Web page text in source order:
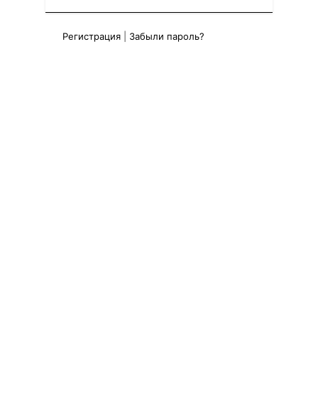
Регистрация Забыли пароль?